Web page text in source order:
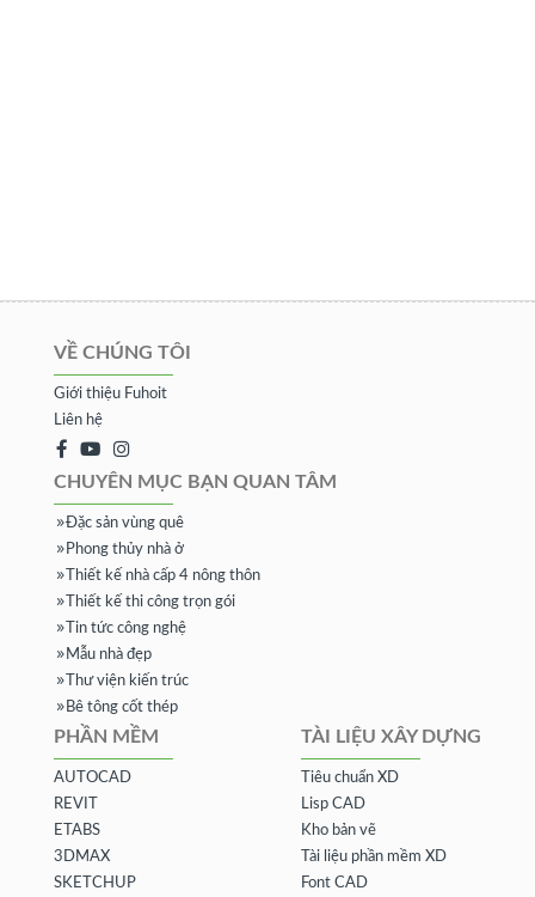
VỀ CHÚNG TÔI
Giới thiệu Fuhoit
Liên hệ
CHUYÊN MỤC BẠN QUAN TÂM
Đặc sản vùng quê
Phong thủy nhà ở
Thiết kế nhà cấp 4 nông thôn
Thiết kế thi công trọn gói
Tin tức công nghệ
Mẫu nhà đẹp
Thư viện kiến trúc
Bê tông cốt thép
PHẦN MỀM
AUTOCAD
REVIT
ETABS
3DMAX
SKETCHUP
TÀI LIỆU XÂY DỰNG
Tiêu chuẩn XD
Lisp CAD
Kho bản vẽ
Tài liệu phần mềm XD
Font CAD